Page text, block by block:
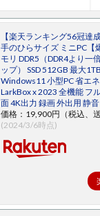
【楽天ランキング56冠達
手のひらサイズ ミニPC【
モリ DDR5（DDR4より一
ップ） SSD 512GB 最大
Windows11 小型PC 省エ
LarkBox x 2023 全機能 フ
面 4K出力 録画 外出用 静
価格：19,900円（税込、
(2024/3/6時点)